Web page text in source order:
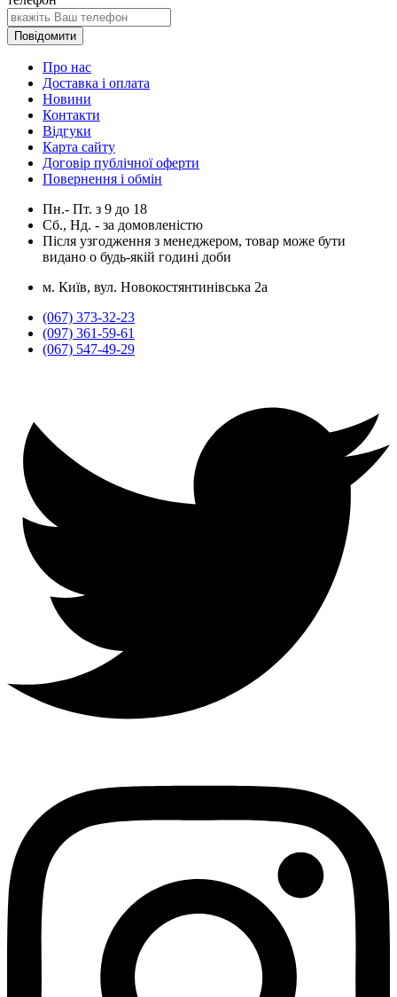
Повідомити
Про нас
Доставка і оплата
Новини
Контакти
Відгуки
Карта сайту
Договір публічної оферти
Повернення і обмін
Пн.- Пт. з 9 до 18
Сб., Нд. - за домовленістю
Після узгодження з менеджером, товар може бути
видано о будь-якій годині доби
м. Київ, вул. Новокостянтинівська 2а
(067) 373-32-23
(097) 361-59-61
(067) 547-49-29